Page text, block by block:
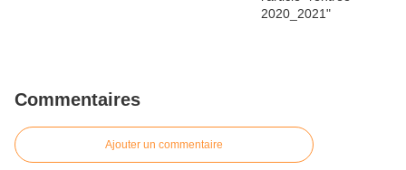
Commentaires
Ajouter un commentaire